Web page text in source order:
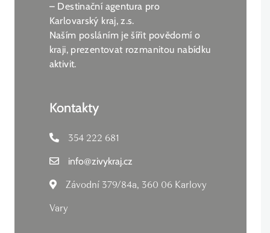
– Destinační agentura pro
Karlovarský kraj, z.s.
Naším posláním je šířit povědomí o
kraji, prezentovat rozmanitou nabídku
aktivit.
Kontakty
354 222 681
info@zivykraj.cz
Závodní 379/84a, 360 06 Karlovy
Vary